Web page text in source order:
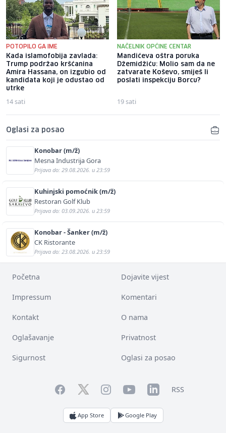
POTOPILO GA IME
Kada islamofobija zavlada:
Trump podržao kršćanina
Amira Hassana, on izgubio od
kandidata koji je odustao od
utrke
14 sati
NAČELNIK OPĆINE CENTAR
Mandićeva oštra poruka
Džemidžiću: Molio sam da ne
zatvarate Koševo, smiješ li
poslati inspekciju Borcu?
19 sati
Oglasi za posao
Konobar (m/ž)
Mesna Industrija Gora
Prijava do: 29.08.2026. u 23:59
Kuhinjski pomoćnik (m/ž)
Restoran Golf Klub
Prijava do: 03.09.2026. u 23:59
Konobar - Šanker (m/ž)
CK Ristorante
Prijava do: 23.08.2026. u 23:59
Početna Dojavite vijest
Impressum Komentari
Kontakt O nama
Oglašavanje Privatnost
Sigurnost Oglasi za posao
FacebookTwitterInstagramYouTubeLinkedInRSS
App Store Google Play